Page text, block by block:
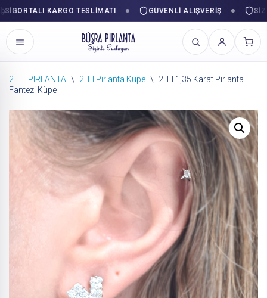
KARGO TESLIMATI GÜVENLI ALIŞVERIŞ
İçeriğe
2. EL PIRLANTA \ 2. El Pırlanta Küpe \
2. El 1,35 Karat Pırlanta
Fantezi Küpe